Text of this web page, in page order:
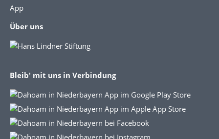
App
Über uns
Bleib' mit uns in Verbindung